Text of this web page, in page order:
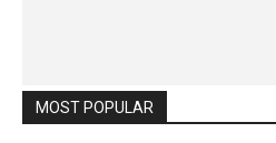
MOST POPULAR